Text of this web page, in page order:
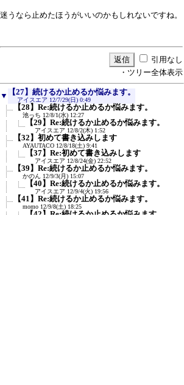
迷うなら止めたほうがいいのかもしれないですね。
引用なし
・ツリー全体表示
▼ 【27】続けるか止めるか悩みます。
アイスエア 12/7/29(日) 0:49
【28】Re:続けるか止めるか悩みます。
池っち 12/8/1(水) 12:27
【29】Re:続けるか止めるか悩みます。
アイスエア 12/8/2(木) 1:52
【32】初めて書き込みします
AYAUTACO 12/8/18(土) 9:41
【37】Re:初めて書き込みします
アイスエア 12/8/24(金) 22:52
【39】Re:続けるか止めるか悩みます。
かのん 12/9/3(月) 15:07
【40】Re:続けるか止めるか悩みます。
アイスエア 12/9/4(火) 19:56
【41】Re:続けるか止めるか悩みます。
momo 12/9/8(土) 18:25
【42】Re:続けるか止めるか悩みます。